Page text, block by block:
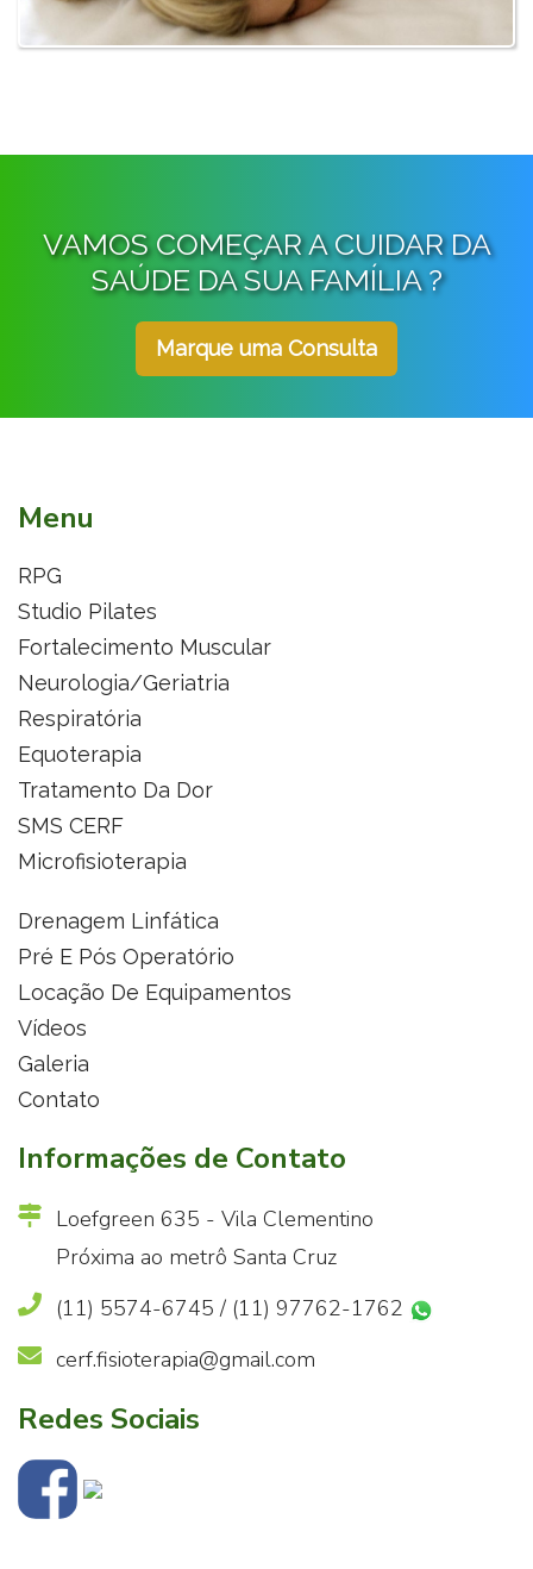
VAMOS COMEÇAR A CUIDAR DA
SAÚDE DA SUA FAMÍLIA ?
Marque uma Consulta
Menu
RPG
Studio Pilates
Fortalecimento Muscular
Neurologia/Geriatria
Respiratória
Equoterapia
Tratamento Da Dor
SMS CERF
Microfisioterapia
Drenagem Linfática
Pré E Pós Operatório
Locação De Equipamentos
Vídeos
Galeria
Contato
Informações de Contato
Loefgreen 635 - Vila Clementino
Próxima ao metrô Santa Cruz
(11) 5574-6745 / (11) 97762-1762
cerf.fisioterapia@gmail.com
Redes Sociais